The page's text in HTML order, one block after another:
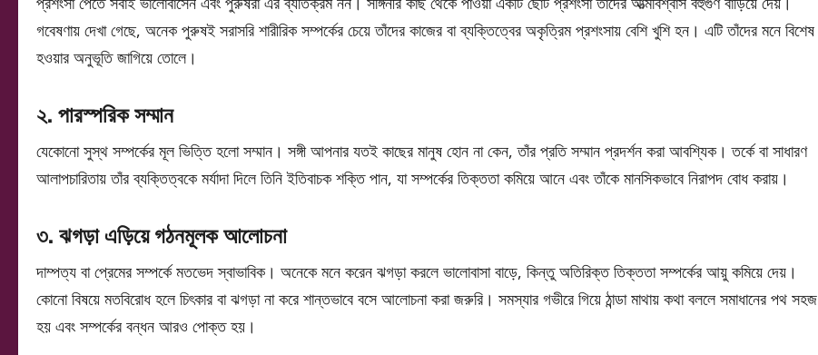
গবেষণায় দেখা গেছে, অনেক পুরুষই সরাসরি শারীরিক সম্পর্কের চেয়ে তাঁদের কাজের বা ব্যক্তিত্বের অকৃত্রিম প্রশংসায় বেশি খুশি হন। এটি তাঁদের মনে বিশেষ
হওয়ার অনুভূতি জাগিয়ে তোলে।
২. পারস্পরিক সম্মান
যেকোনো সুস্থ সম্পর্কের মূল ভিত্তি হলো সম্মান। সঙ্গী আপনার যতই কাছের মানুষ হোন না কেন, তাঁর প্রতি সম্মান প্রদর্শন করা আবশ্যিক। তর্কে বা সাধারণ
আলাপচারিতায় তাঁর ব্যক্তিত্বকে মর্যাদা দিলে তিনি ইতিবাচক শক্তি পান, যা সম্পর্কের তিক্ততা কমিয়ে আনে এবং তাঁকে মানসিকভাবে নিরাপদ বোধ করায়।
৩. ঝগড়া এড়িয়ে গঠনমূলক আলোচনা
দাম্পত্য বা প্রেমের সম্পর্কে মতভেদ স্বাভাবিক। অনেকে মনে করেন ঝগড়া করলে ভালোবাসা বাড়ে, কিন্তু অতিরিক্ত তিক্ততা সম্পর্কের আয়ু কমিয়ে দেয়।
কোনো বিষয়ে মতবিরোধ হলে চিৎকার বা ঝগড়া না করে শান্তভাবে বসে আলোচনা করা জরুরি। সমস্যার গভীরে গিয়ে ঠান্ডা মাথায় কথা বললে সমাধানের পথ সহজ
হয় এবং সম্পর্কের বন্ধন আরও পোক্ত হয়।